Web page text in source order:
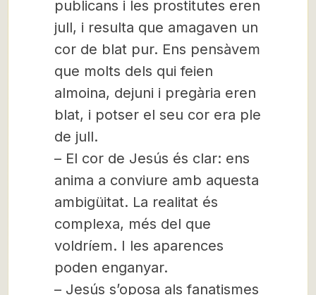
publicans i les prostitutes eren
jull, i resulta que amagaven un
cor de blat pur. Ens pensàvem
que molts dels qui feien
almoina, dejuni i pregària eren
blat, i potser el seu cor era ple
de jull.
– El cor de Jesús és clar: ens
anima a conviure amb aquesta
ambigüitat. La realitat és
complexa, més del que
voldríem. I les aparences
poden enganyar.
– Jesús s’oposa als fanatismes